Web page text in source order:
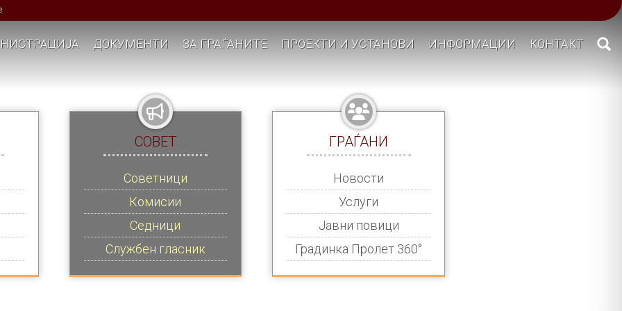
ДОКУМЕНТИ ЗА ГРАЃАНИТЕ ПРОЕКТИ И УСТАНОВИ ИНФОРМАЦИИ КОНТАКТ
СОВЕТ
Советници
Комисии
Седници
Службен гласник
ГРАЃАНИ
Новости
Услуги
Јавни повици
Градинка Пролет 360°